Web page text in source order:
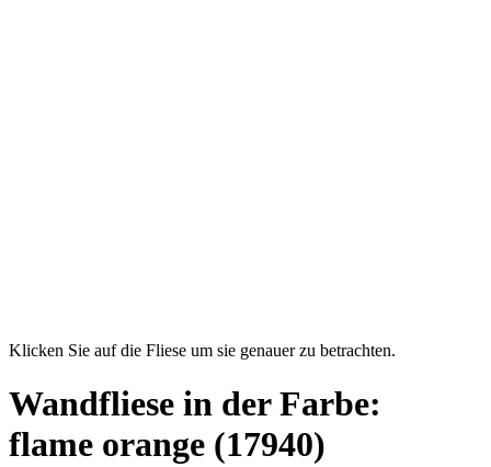
Klicken Sie auf die Fliese um sie genauer zu betrachten.
Wandfliese in der Farbe:
flame orange (17940)